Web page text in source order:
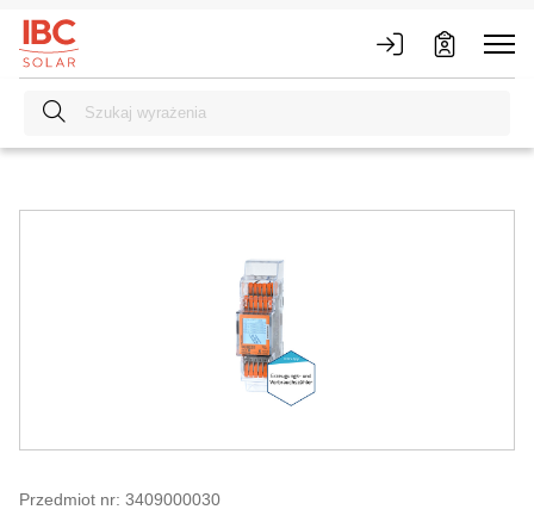
Przedmiot nr: 3409000030